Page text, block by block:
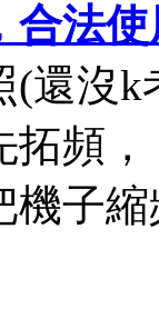
合法
(還沒
頻
機子